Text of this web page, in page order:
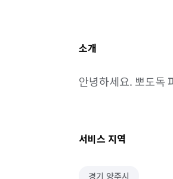
소개
안녕하세요. 뽀도독
서비스 지역
경기 양주시